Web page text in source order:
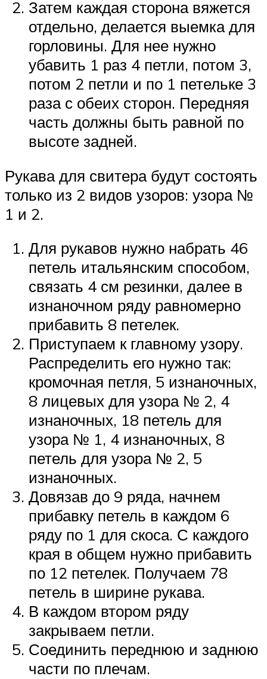
Затем каждая сторона вяжется
отдельно, делается выемка для
горловины. Для нее нужно
убавить 1 раз 4 петли, потом 3,
потом 2 петли и по 1 петельке 3
раза с обеих сторон. Передняя
часть должны быть равной по
высоте задней.
Рукава для свитера будут состоять
только из 2 видов узоров: узора №
1 и 2.
Для рукавов нужно набрать 46
петель итальянским способом,
связать 4 см резинки, далее в
изнаночном ряду равномерно
прибавить 8 петелек.
Приступаем к главному узору.
Распределить его нужно так:
кромочная петля, 5 изнаночных,
8 лицевых для узора № 2, 4
изнаночных, 18 петель для
узора № 1, 4 изнаночных, 8
петель для узора № 2, 5
изнаночных.
Довязав до 9 ряда, начнем
прибавку петель в каждом 6
ряду по 1 для скоса. С каждого
края в общем нужно прибавить
по 12 петелек. Получаем 78
петель в ширине рукава.
В каждом втором ряду
закрываем петли.
Соединить переднюю и заднюю
части по плечам.